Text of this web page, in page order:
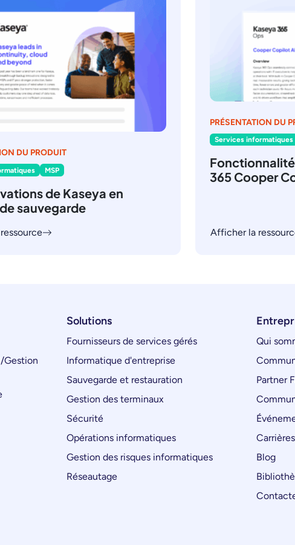
DU PRODUIT
MSP
de Kaseya en
sauvegarde
PRÉSENTATION DU
Services informatiques
365 Cooper
Afficher la
Gestion
Solutions
Fournisseurs de services gérés
Informatique d'entreprise
Sauvegarde et restauration
Gestion des terminaux
Sécurité
Opérations informatiques
Gestion des risques informatiques
Réseautage
Qui
Partner
Carrières
Blog